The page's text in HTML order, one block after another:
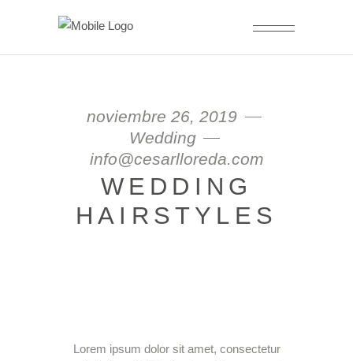
noviembre 26, 2019
Wedding
info@cesarlloreda.com
WEDDING
HAIRSTYLES
Lorem ipsum dolor sit amet, consectetur